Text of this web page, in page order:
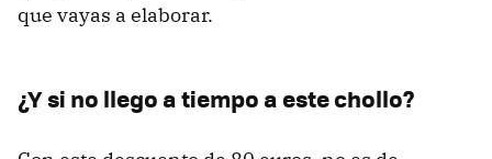
que vayas a elaborar.
¿Y si no llego a tiempo a este chollo?